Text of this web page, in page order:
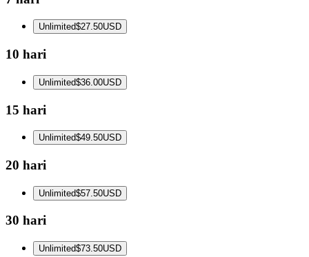
Unlimited$27.50USD
10 hari
Unlimited$36.00USD
15 hari
Unlimited$49.50USD
20 hari
Unlimited$57.50USD
30 hari
Unlimited$73.50USD